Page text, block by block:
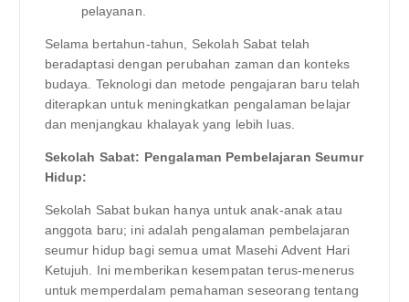
pelayanan.
Selama bertahun-tahun, Sekolah Sabat telah
beradaptasi dengan perubahan zaman dan konteks
budaya. Teknologi dan metode pengajaran baru telah
diterapkan untuk meningkatkan pengalaman belajar
dan menjangkau khalayak yang lebih luas.
Sekolah Sabat: Pengalaman Pembelajaran Seumur
Hidup:
Sekolah Sabat bukan hanya untuk anak-anak atau
anggota baru; ini adalah pengalaman pembelajaran
seumur hidup bagi semua umat Masehi Advent Hari
Ketujuh. Ini memberikan kesempatan terus-menerus
untuk memperdalam pemahaman seseorang tentang